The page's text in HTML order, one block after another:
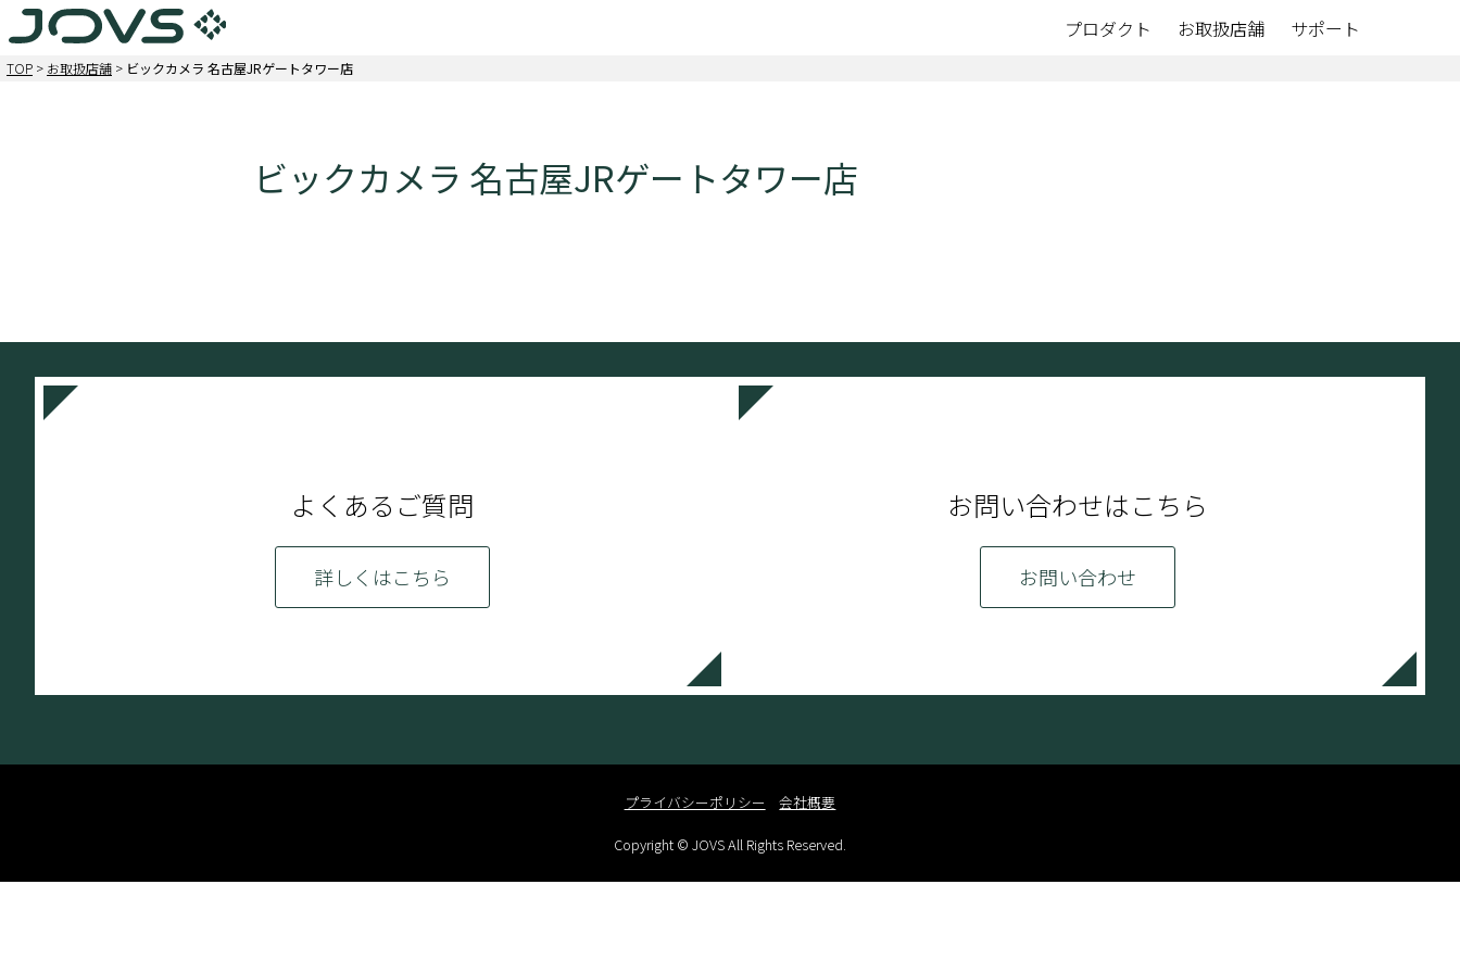
プロダクト お取扱店舗 サポート
TOP > お取扱店舗 > ビックカメラ 名古屋JRゲートタワー店
ビックカメラ 名古屋JRゲートタワー店
よくあるご質問
詳しくはこちら
お問い合わせはこちら
お問い合わせ
プライバシーポリシー 会社概要
Copyright © JOVS All Rights Reserved.